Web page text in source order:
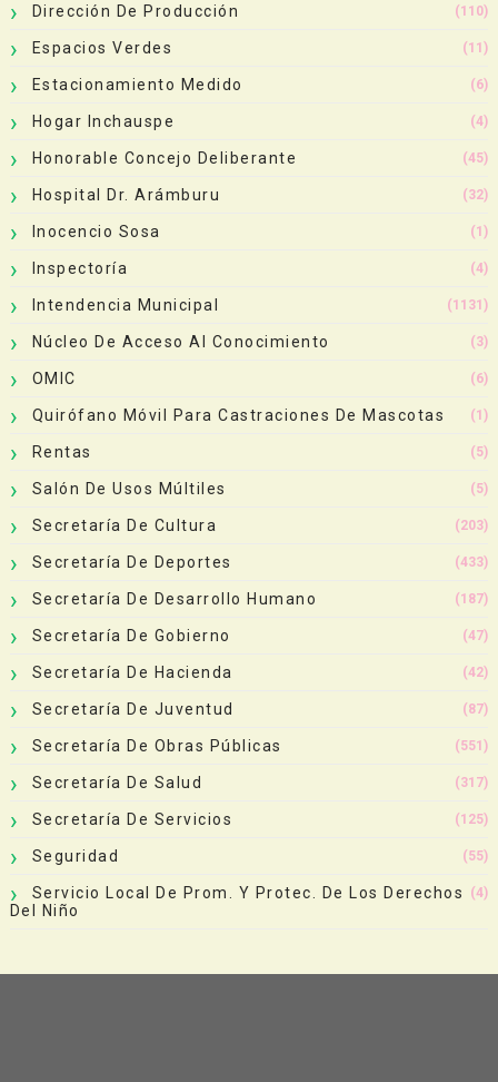
Dirección De Producción (110)
Espacios Verdes (11)
Estacionamiento Medido (6)
Hogar Inchauspe (4)
Honorable Concejo Deliberante (45)
Hospital Dr. Arámburu (32)
Inocencio Sosa (1)
Inspectoría (4)
Intendencia Municipal (1131)
Núcleo De Acceso Al Conocimiento (3)
OMIC (6)
Quirófano Móvil Para Castraciones De Mascotas (1)
Rentas (5)
Salón De Usos Múltiles (5)
Secretaría De Cultura (203)
Secretaría De Deportes (433)
Secretaría De Desarrollo Humano (187)
Secretaría De Gobierno (47)
Secretaría De Hacienda (42)
Secretaría De Juventud (87)
Secretaría De Obras Públicas (551)
Secretaría De Salud (317)
Secretaría De Servicios (125)
Seguridad (55)
Servicio Local De Prom. Y Protec. De Los Derechos
Del Niño
(4)